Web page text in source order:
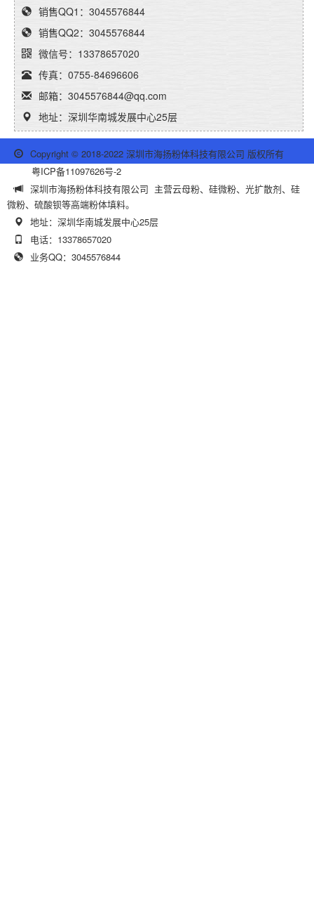
销售QQ1：3045576844
销售QQ2：3045576844
微信号：13378657020
传真：0755-84696606
邮箱：3045576844@qq.com
地址：深圳华南城发展中心25层
Copyright © 2018-2022 深圳市海扬粉体科技有限公司 版权所有
粤ICP备11097626号-2
深圳市海扬粉体科技有限公司 主营云母粉、硅微粉、光扩散剂、硅
微粉、硫酸钡等高端粉体填料。
地址：深圳华南城发展中心25层
电话：13378657020
业务QQ：3045576844